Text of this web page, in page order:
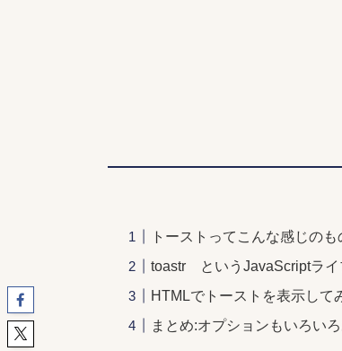
トーストってこんな感じのも
toastr というJavaScriptライ
HTMLでトーストを表示して
まとめ:オプションもいろい